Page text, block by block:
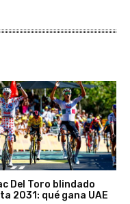
Del Toro blindado
2031: qué gana UAE